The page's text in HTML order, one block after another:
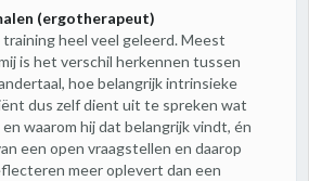
(ergotherapeut)
training heel veel geleerd. Meest
is het verschil herkennen tussen
hoe belangrijk intrinsieke
dus zelf dient uit te spreken wat
waarom hij dat belangrijk vindt, én
een open vraagstellen en daarop
meer oplevert dan een